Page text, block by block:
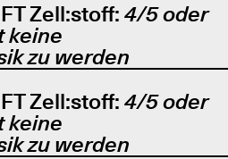
Zell:stoff: 4/5 oder
keine
zu werden
Zell:stoff: 4/5 oder
keine
zu werden